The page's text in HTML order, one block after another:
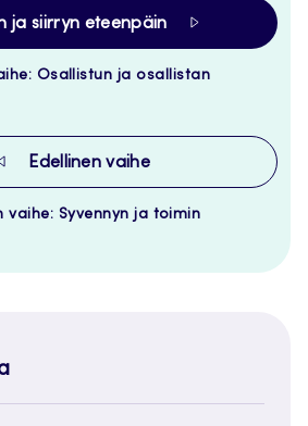
ja siirryn eteenpäin
Osallistun ja osallistan
Edellinen vaihe
vaihe: Syvennyn ja toimin